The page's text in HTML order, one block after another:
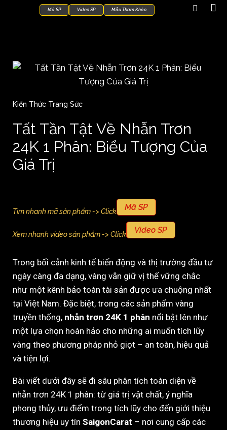
Mã SP Video SP Mẫu Tham Khảo
Kiến Thức Trang Sức
Tất Tần Tật Về Nhẫn Trơn
24K 1 Phân: Biểu Tượng Của
Giá Trị
Tìm nhanh mã sản phẩm -> Click Mã SP
Xem nhanh video sản phẩm -> Click Video SP
Trong bối cảnh kinh tế biến động và thị trường đầu tư
ngày càng đa dạng, vàng vẫn giữ vị thế vững chắc
như một kênh bảo toàn tài sản được ưa chuộng nhất
tại Việt Nam. Đặc biệt, trong các sản phẩm vàng
truyền thống, nhẫn trơn 24K 1 phân nổi bật lên như
một lựa chọn hoàn hảo cho những ai muốn tích lũy
vàng theo phương pháp nhỏ giọt – an toàn, hiệu quả
và tiện lợi.
Bài viết dưới đây sẽ đi sâu phân tích toàn diện về
nhẫn trơn 24K 1 phân: từ giá trị vật chất, ý nghĩa
phong thủy, ưu điểm trong tích lũy cho đến giới thiệu
thương hiệu uy tín SaigonCarat – nơi cung cấp các